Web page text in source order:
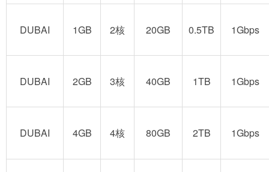
DUBAI 1GB 2核 20GB 0.5TB 1Gbps
DUBAI 2GB 3核 40GB 1TB 1Gbps
DUBAI 4GB 4核 80GB 2TB 1Gbps